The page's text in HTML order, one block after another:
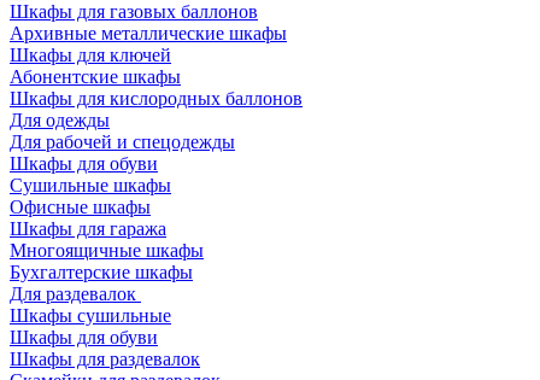
Шкафы для газовых баллонов
Архивные металлические шкафы
Шкафы для ключей
Абонентские шкафы
Шкафы для кислородных баллонов
Для одежды
Для рабочей и спецодежды
Шкафы для обуви
Сушильные шкафы
Офисные шкафы
Шкафы для гаража
Многоящичные шкафы
Бухгалтерские шкафы
Для раздевалок
Шкафы сушильные
Шкафы для обуви
Шкафы для раздевалок